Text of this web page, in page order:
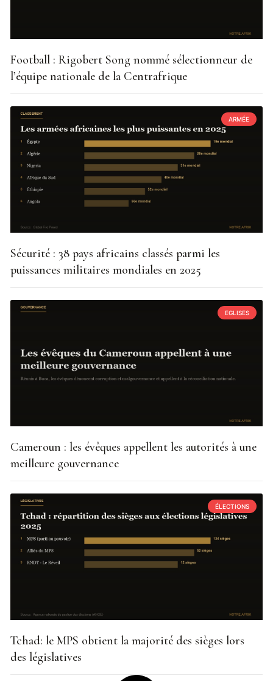
Football : Rigobert Song nommé sélectionneur de
l’équipe nationale de la Centrafrique
ARMÉE
Sécurité : 38 pays africains classés parmi les
puissances militaires mondiales en 2025
EGLISES
Cameroun : les évêques appellent les autorités à une
meilleure gouvernance
ÉLECTIONS
Tchad: le MPS obtient la majorité des sièges lors
des législatives